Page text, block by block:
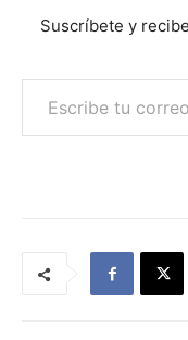
Suscríbete y
Escribe tu correo electrónico…